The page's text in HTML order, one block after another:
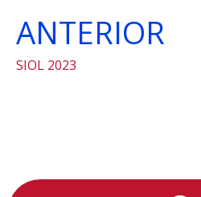
ANTERIOR
SIOL 2023